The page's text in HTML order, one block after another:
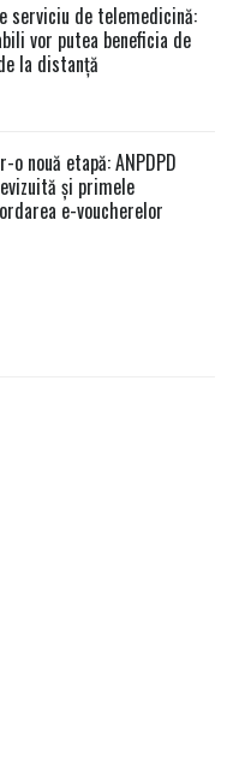
serviciu de telemedicină:
vor putea beneficia de
la distanță
o nouă etapă: ANPDPD
și primele
e-voucherelor